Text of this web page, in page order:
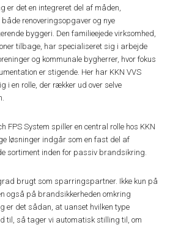
er det en integreret del af måden,
renoveringsopgaver og nye
byggeri. Den familieejede virksomhed,
tilbage, har specialiseret sig i arbejde
og kommunale bygherrer, hvor fokus
er stigende. Her har KKN VVS
i en rolle, der rækker ud over selve
FPS System spiller en central rolle hos KKN
løsninger indgår som en fast del af
sortiment inden for passiv brandsikring.
brugt som sparringspartner. Ikke kun på
også på brandsikkerheden omkring
er det sådan, at uanset hvilken type
til, så tager vi automatisk stilling til, om